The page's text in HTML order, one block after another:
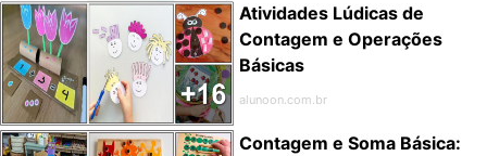
Atividades Lúdicas de
Contagem e Operações
Básicas
alunoon.com.br
Contagem e Soma Básica: